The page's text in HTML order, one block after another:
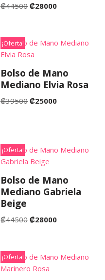
₡44500 ₡28000
¡Oferta!
Bolso de Mano
Mediano Elvia Rosa
₡39500 ₡25000
¡Oferta!
Bolso de Mano
Mediano Gabriela
Beige
₡44500 ₡28000
¡Oferta!